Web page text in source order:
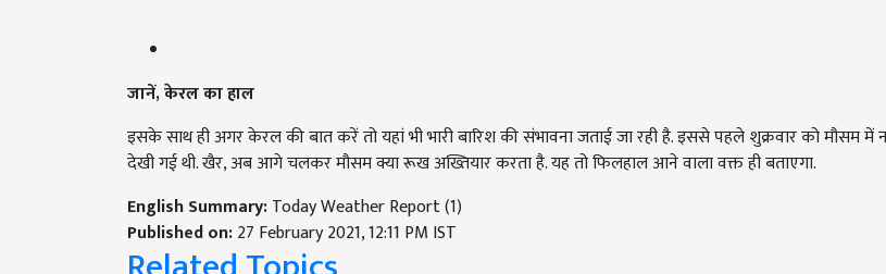
देखी गई थी. खैर, अब आगे चलकर मौसम क्या रूख अख्तियार करता है. यह तो फिलहाल आने वाला वक्त ही बताएगा.
English Summary:
Published on:27 February 2021, 12:11 PM IST
Related Topics